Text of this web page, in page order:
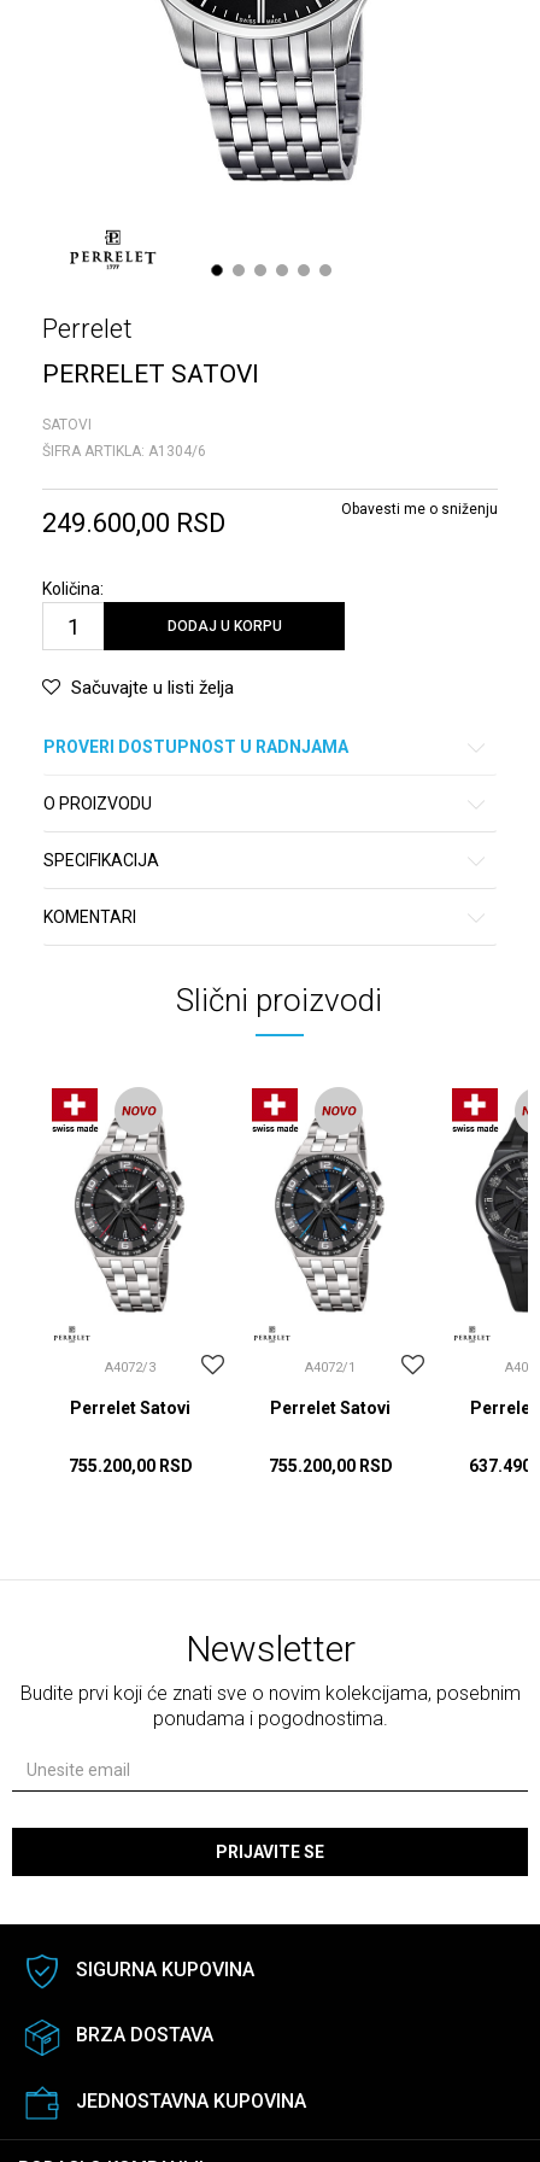
1 2 3 4 5 6
Perrelet
PERRELET SATOVI
SATOVI
ŠIFRA ARTIKLA: A1304/6
249.600,00 RSD Obavesti me o sniženju
Količina:
DODAJ U KORPU
Sačuvajte u listi želja
PROVERI DOSTUPNOST U RADNJAMA
O PROIZVODU
SPECIFIKACIJA
KOMENTARI
Slični proizvodi
A4072/3
Perrelet Satovi
755.200,00 RSD
A4072/1
Perrelet Satovi
755.200,00 RSD
Newsletter
Budite prvi koji će znati sve o novim kolekcijama, posebnim
ponudama i pogodnostima.
PRIJAVITE SE
SIGURNA KUPOVINA
BRZA DOSTAVA
JEDNOSTAVNA KUPOVINA